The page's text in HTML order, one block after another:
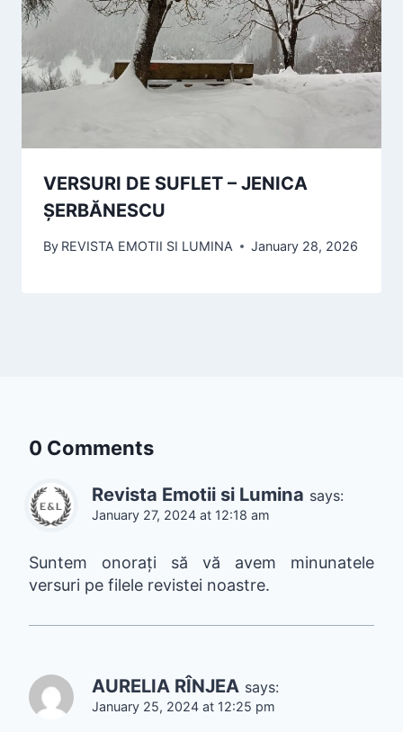
VERSURI DE SUFLET – JENICA
ȘERBĂNESCU
By REVISTA EMOTII SI LUMINA January 28, 2026
0 Comments
Revista Emotii si Lumina says:
January 27, 2024 at 12:18 am
Suntem onorați să vă avem minunatele
versuri pe filele revistei noastre.
AURELIA RÎNJEA says:
January 25, 2024 at 12:25 pm